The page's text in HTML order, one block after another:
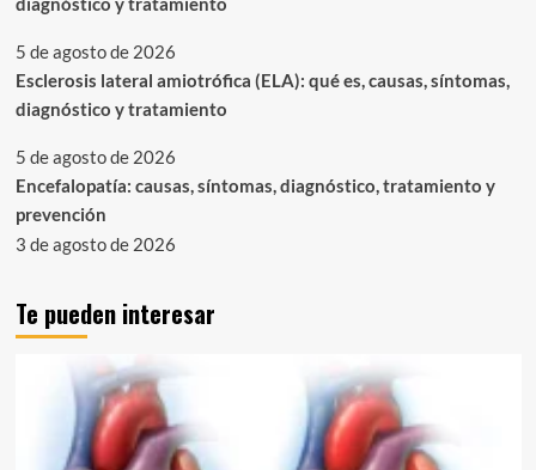
5 de agosto de 2026
Esclerosis lateral amiotrófica (ELA): qué es, causas, síntomas,
diagnóstico y tratamiento
5 de agosto de 2026
Encefalopatía: causas, síntomas, diagnóstico, tratamiento y
prevención
3 de agosto de 2026
Te pueden interesar